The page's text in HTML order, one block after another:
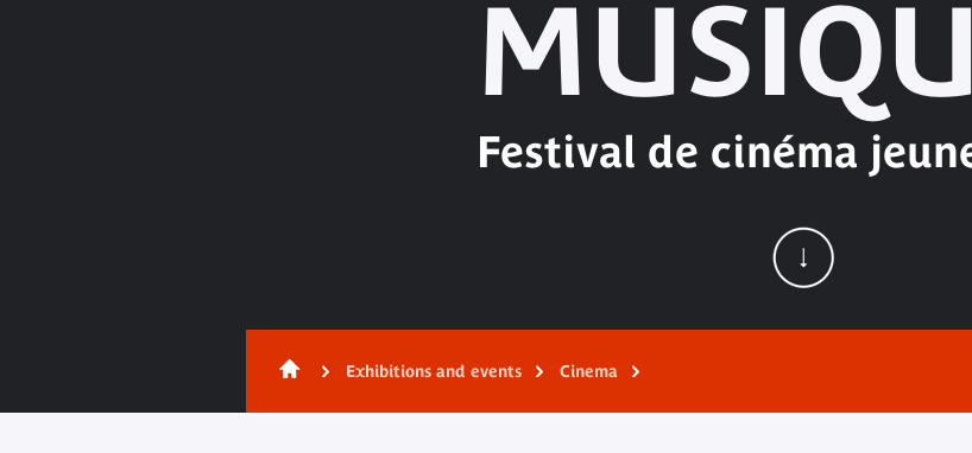
Festival de cinéma
Exhibitions and events Cinema